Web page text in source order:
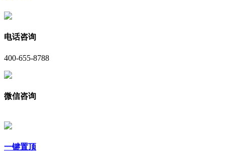
电话咨询
400-655-8788
微信咨询
一键置顶